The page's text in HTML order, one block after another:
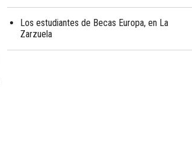
Los estudiantes de Becas Europa, en La
Zarzuela